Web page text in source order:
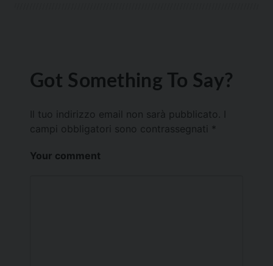
Got Something To Say?
Il tuo indirizzo email non sarà pubblicato.
campi obbligatori sono contrassegnati *
Your comment